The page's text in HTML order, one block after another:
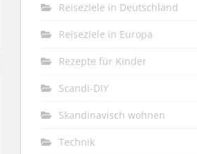
Reiseziele in Deutschland
Reiseziele in Europa
Rezepte für Kinder
Scandi-DIY
Skandinavisch wohnen
Technik